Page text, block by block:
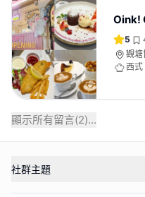
Oink!
5
觀塘
舖
西式
顯示所有留言(2)...
社群主題